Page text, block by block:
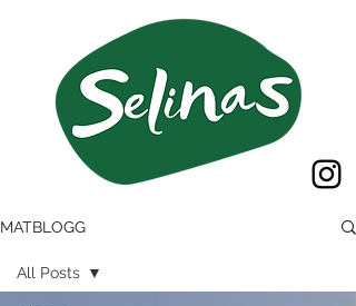
MATBLOGG
All Posts